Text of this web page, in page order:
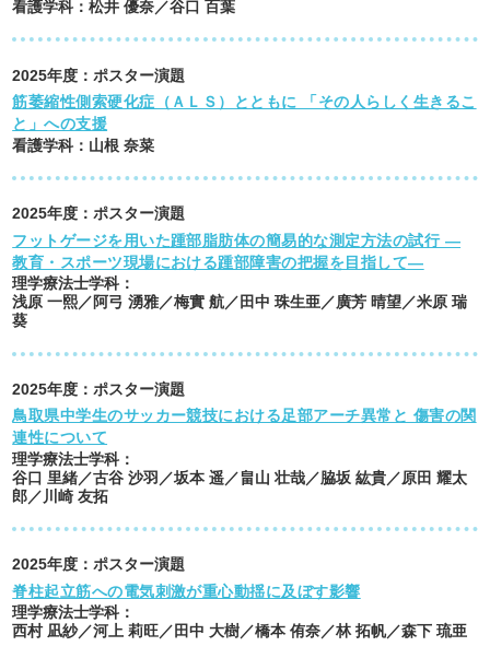
看護学科 ：松井 優奈／谷口 百葉
2025年度： ポスター演題
筋萎縮性側索硬化症（ＡＬＳ）とともに 「その人らしく生きるこ
と」への支援
看護学科 ： 山根 奈菜
2025年度：ポスター演題
フットゲージを用いた踵部脂肪体の簡易的な測定方法の試行 ―
教育・スポーツ現場における踵部障害の把握を目指して―
理学療法士学科 ：
浅原 一熙／阿弓 湧雅／梅實 航／田中 珠生亜／廣芳 晴望／米原 瑞
葵
2025年度： ポスター演題
鳥取県中学生のサッカー競技における足部アーチ異常と 傷害の関
連性について
理学療法士学科 ：
谷口 里緒／古谷 沙羽／坂本 遥／畠山 壮哉／脇坂 紘貴／原田 耀太
郎／川崎 友拓
2025年度：ポスター演題
脊柱起立筋への電気刺激が重心動揺に及ぼす影響
理学療法士学科 ：
西村 凪紗／河上 莉旺／田中 大樹／橋本 侑奈／林 拓帆／森下 琉亜